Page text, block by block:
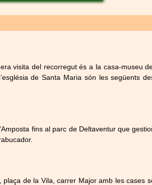
visita del recorregut és a la casa-museu
de Santa Maria són les següents
fins al parc de Deltaventur que
de la Vila, carrer Major amb les cases